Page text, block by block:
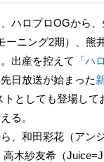
ーニング2期）、熊
出産を控えて
「ハ
日放送が始まった
トとしても登場して
る。
、和田彩花（アン
木紗友希（